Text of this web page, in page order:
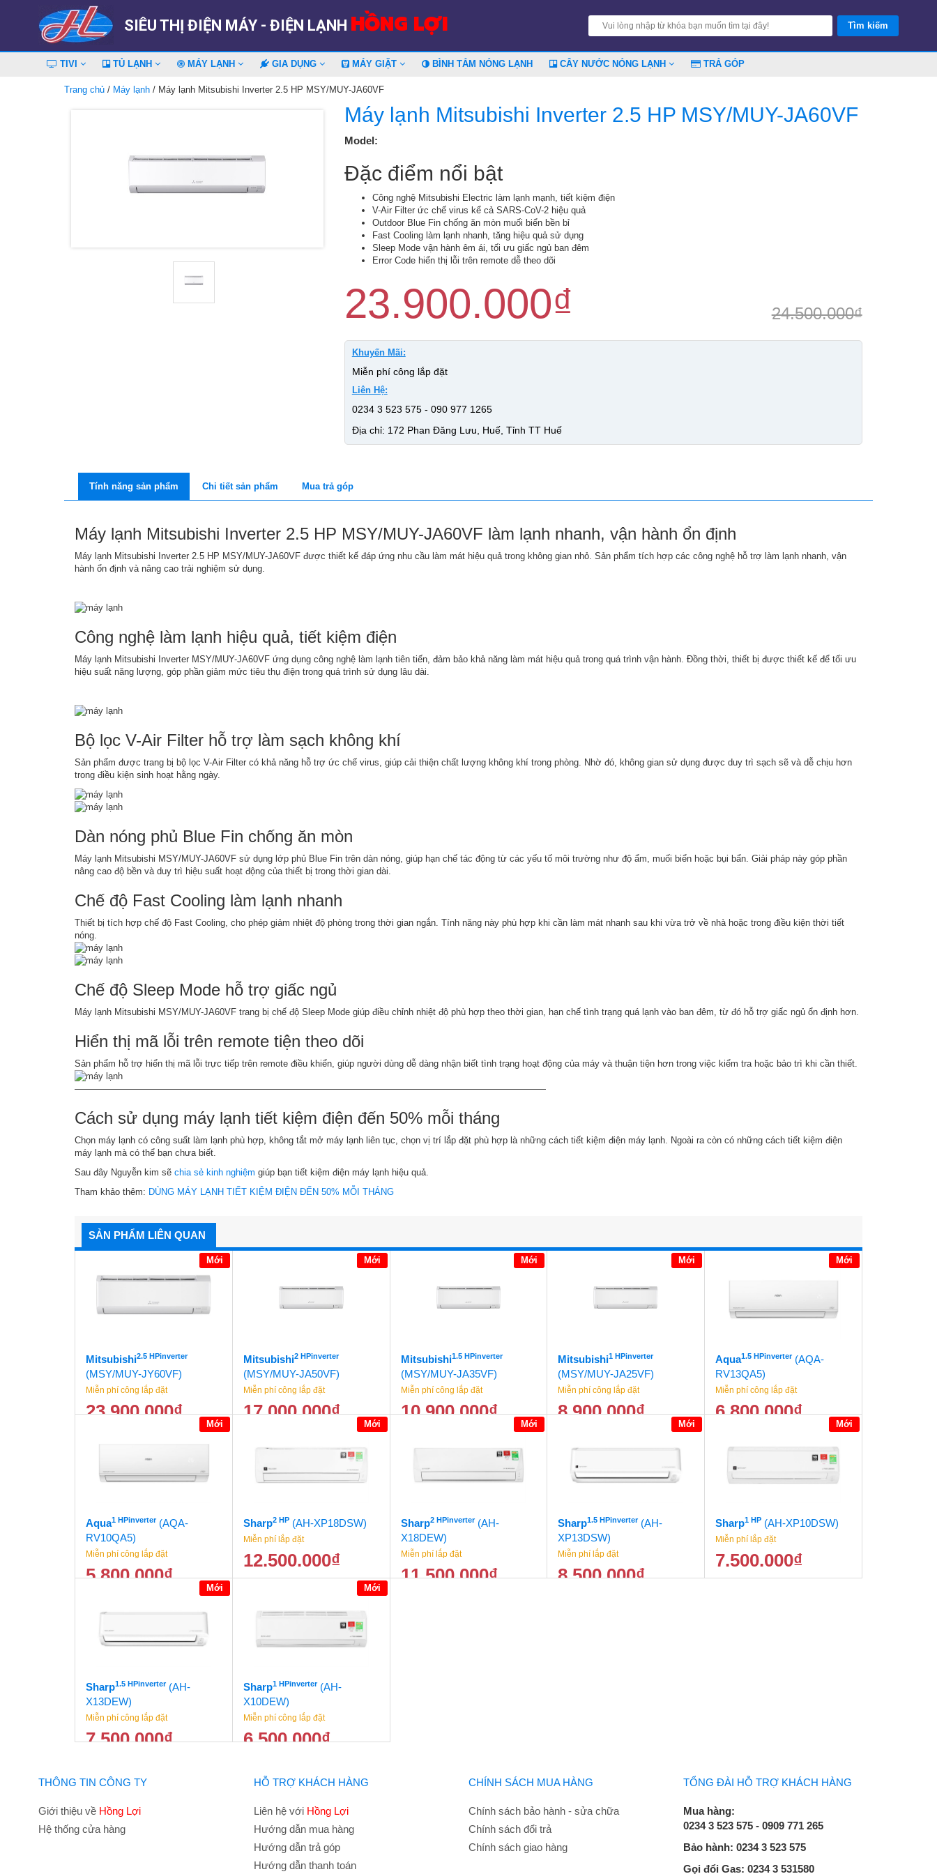
SIÊU THỊ ĐIỆN MÁY - ĐIỆN LẠNH HỒNG LỢI
TIVI TỦ LẠNH MÁY LẠNH GIA DỤNG MÁY GIẶT BÌNH TẮM NÓNG LẠNH CÂY NƯỚC NÓNG LẠNH TRẢ GÓP
Trang chủ / Máy lạnh / Máy lạnh Mitsubishi Inverter 2.5 HP MSY/MUY-JA60VF
Máy lạnh Mitsubishi Inverter 2.5 HP MSY/MUY-JA60VF
Model:
Đặc điểm nổi bật
Công nghệ Mitsubishi Electric làm lạnh mạnh, tiết kiệm điện
V-Air Filter ức chế virus kể cả SARS-CoV-2 hiệu quả
Outdoor Blue Fin chống ăn mòn muối biển bền bỉ
Fast Cooling làm lạnh nhanh, tăng hiệu quả sử dụng
Sleep Mode vận hành êm ái, tối ưu giấc ngủ ban đêm
Error Code hiển thị lỗi trên remote dễ theo dõi
23.900.000₫ 24.500.000₫
Khuyến Mãi:
Miễn phí công lắp đặt
Liên Hệ:
0234 3 523 575 - 090 977 1265
Địa chỉ: 172 Phan Đăng Lưu, Huế, Tỉnh TT Huế
Tính năng sản phẩm Chi tiết sản phẩm Mua trả góp
Máy lạnh Mitsubishi Inverter 2.5 HP MSY/MUY-JA60VF làm lạnh nhanh, vận hành ổn định
Máy lạnh Mitsubishi Inverter 2.5 HP MSY/MUY-JA60VF được thiết kế đáp ứng nhu cầu làm mát hiệu quả trong không gian nhỏ. Sản phẩm tích hợp các công nghệ hỗ trợ làm lạnh nhanh, vận
hành ổn định và nâng cao trải nghiệm sử dụng.
Công nghệ làm lạnh hiệu quả, tiết kiệm điện
Máy lạnh Mitsubishi Inverter MSY/MUY-JA60VF ứng dụng công nghệ làm lạnh tiên tiến, đảm bảo khả năng làm mát hiệu quả trong quá trình vận hành. Đồng thời, thiết bị được thiết kế để tối ưu
hiệu suất năng lượng, góp phần giảm mức tiêu thụ điện trong quá trình sử dụng lâu dài.
Bộ lọc V-Air Filter hỗ trợ làm sạch không khí
Sản phẩm được trang bị bộ lọc V-Air Filter có khả năng hỗ trợ ức chế virus, giúp cải thiện chất lượng không khí trong phòng. Nhờ đó, không gian sử dụng được duy trì sạch sẽ và dễ chịu hơn
trong điều kiện sinh hoạt hằng ngày.
Dàn nóng phủ Blue Fin chống ăn mòn
Máy lạnh Mitsubishi MSY/MUY-JA60VF sử dụng lớp phủ Blue Fin trên dàn nóng, giúp hạn chế tác động từ các yếu tố môi trường như độ ẩm, muối biển hoặc bụi bẩn. Giải pháp này góp phần
nâng cao độ bền và duy trì hiệu suất hoạt động của thiết bị trong thời gian dài.
Chế độ Fast Cooling làm lạnh nhanh
Thiết bị tích hợp chế độ Fast Cooling, cho phép giảm nhiệt độ phòng trong thời gian ngắn. Tính năng này phù hợp khi cần làm mát nhanh sau khi vừa trở về nhà hoặc trong điều kiện thời tiết
nóng.
Chế độ Sleep Mode hỗ trợ giấc ngủ
Máy lạnh Mitsubishi MSY/MUY-JA60VF trang bị chế độ Sleep Mode giúp điều chỉnh nhiệt độ phù hợp theo thời gian, hạn chế tình trạng quá lạnh vào ban đêm, từ đó hỗ trợ giấc ngủ ổn định hơn.
Hiển thị mã lỗi trên remote tiện theo dõi
Sản phẩm hỗ trợ hiển thị mã lỗi trực tiếp trên remote điều khiển, giúp người dùng dễ dàng nhận biết tình trạng hoạt động của máy và thuận tiện hơn trong việc kiểm tra hoặc bảo trì khi cần thiết.
————————————————————————————————————————————————————
Cách sử dụng máy lạnh tiết kiệm điện đến 50% mỗi tháng
Chọn máy lạnh có công suất làm lạnh phù hợp, không tắt mở máy lạnh liên tục, chọn vị trí lắp đặt phù hợp là những cách tiết kiệm điện máy lạnh. Ngoài ra còn có những cách tiết kiệm điện
máy lạnh mà có thể bạn chưa biết.
Sau đây Nguyễn kim sẽchia sẻ kinh nghiệm giúp bạn tiết kiệm điện máy lạnh hiệu quả.
Tham khảo thêm: DÙNG MÁY LẠNH TIẾT KIỆM ĐIỆN ĐẾN 50% MỖI THÁNG
SẢN PHẨM LIÊN QUAN
Mới
Mitsubishi2.5 HPinverter
(MSY/MUY-JY60VF)
Miễn phí công lắp đặt
23.900.000₫
Mới
Mitsubishi2 HPinverter
(MSY/MUY-JA50VF)
Miễn phí công lắp đặt
17.000.000₫
Mới
Mitsubishi1.5 HPinverter
(MSY/MUY-JA35VF)
Miễn phí công lắp đặt
10.900.000₫
Mới
Mitsubishi1 HPinverter
(MSY/MUY-JA25VF)
Miễn phí công lắp đặt
8.900.000₫
Mới
Aqua1.5 HPinverter (AQA-
RV13QA5)
Miễn phí công lắp đặt
6.800.000₫
Mới
Aqua1 HPinverter (AQA-
RV10QA5)
Miễn phí công lắp đặt
5.800.000₫
Mới
Sharp2 HP (AH-XP18DSW)
Miễn phí lắp đặt
12.500.000₫
13.500.000₫
Mới
Sharp2 HPinverter (AH-
X18DEW)
Miễn phí lắp đặt
11.500.000₫
Mới
Sharp1.5 HPinverter (AH-
XP13DSW)
Miễn phí lắp đặt
8.500.000₫
Mới
Sharp1 HP (AH-XP10DSW)
Miễn phí lắp đặt
7.500.000₫
Mới
Sharp1.5 HPinverter (AH-
X13DEW)
Miễn phí công lắp đặt
7.500.000₫
Mới
Sharp1 HPinverter (AH-
X10DEW)
Miễn phí công lắp đặt
6.500.000₫
THÔNG TIN CÔNG TY
Giới thiệu về Hồng Lợi
Hệ thống cửa hàng
HỖ TRỢ KHÁCH HÀNG
Liên hệ với Hồng Lợi
Hướng dẫn mua hàng
Hướng dẫn trả góp
Hướng dẫn thanh toán
CHÍNH SÁCH MUA HÀNG
Chính sách bảo hành - sửa chữa
Chính sách đổi trả
Chính sách giao hàng
TỔNG ĐÀI HỖ TRỢ KHÁCH HÀNG
Mua hàng:
0234 3 523 575 - 0909 771 265
Bảo hành: 0234 3 523 575
Gọi đổi Gas: 0234 3 531580